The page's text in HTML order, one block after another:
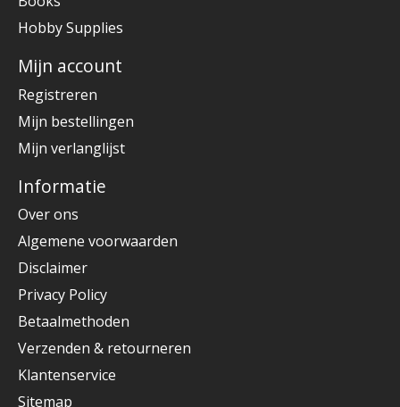
Hobby Supplies
Mijn account
Registreren
Mijn bestellingen
Mijn verlanglijst
Informatie
Over ons
Algemene voorwaarden
Disclaimer
Privacy Policy
Betaalmethoden
Verzenden & retourneren
Klantenservice
Sitemap